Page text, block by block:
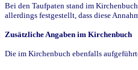
Bei den Taufpaten stand im
allerdings festgestellt, dass diese
Zusätzliche Angaben im Kirchenbuch
Die im Kirchenbuch ebenfalls